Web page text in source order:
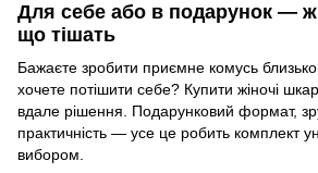
Для себе або в подарунок —
що тішать
Бажаєте зробити приємне комусь
хочете потішити себе? Купити жіночі
вдале рішення. Подарунковий формат,
практичність — усе це робить комплект
вибором.